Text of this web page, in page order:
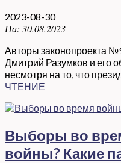
2023-08-30
На: 30.08.2023
Авторы законопроекта
Дмитрий Разумков и его
несмотря на то, что
ЧТЕНИЕ
Выборы во
войны? Какие